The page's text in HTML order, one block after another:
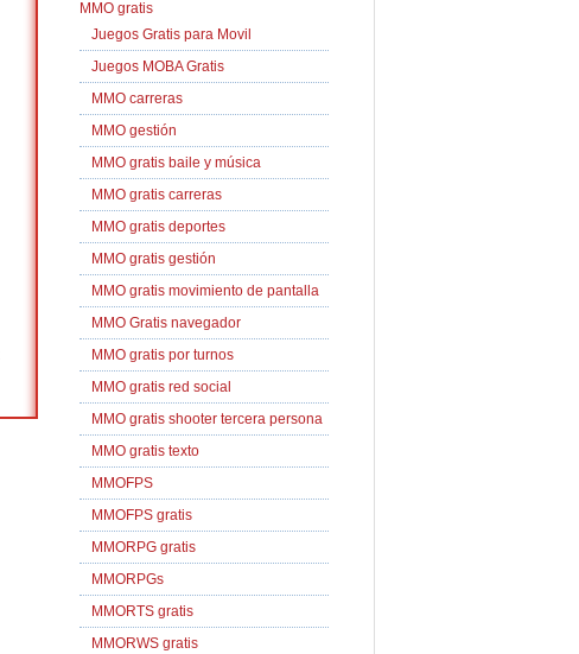
MMO gratis
Juegos Gratis para Movil
Juegos MOBA Gratis
MMO carreras
MMO gestión
MMO gratis baile y música
MMO gratis carreras
MMO gratis deportes
MMO gratis gestión
MMO gratis movimiento de pantalla
MMO Gratis navegador
MMO gratis por turnos
MMO gratis red social
MMO gratis shooter tercera persona
MMO gratis texto
MMOFPS
MMOFPS gratis
MMORPG gratis
MMORPGs
MMORTS gratis
MMORWS gratis